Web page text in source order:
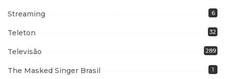
Streaming 6
Teleton 32
Televisão 289
The Masked Singer Brasil 1